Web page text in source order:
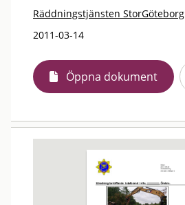
Räddningstjänsten StorGöteborg
2011-03-14
Öppna dokument